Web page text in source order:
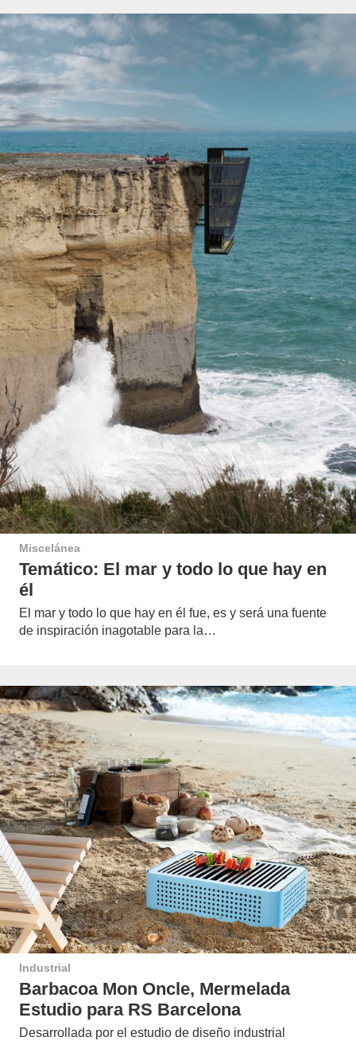
Miscelánea
Temático: El mar y todo lo que hay en
él
El mar y todo lo que hay en él fue, es y será una fuente
de inspiración inagotable para la…
Industrial
Barbacoa Mon Oncle, Mermelada
Estudio para RS Barcelona
Desarrollada por el estudio de diseño industrial